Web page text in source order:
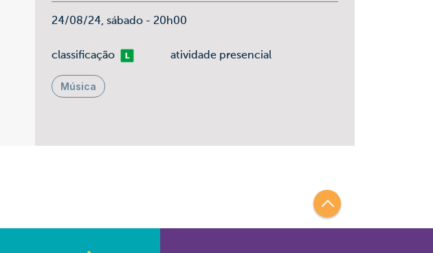
24/08/24, sábado - 20h00
classificaçãoLivre atividade presencial
Música